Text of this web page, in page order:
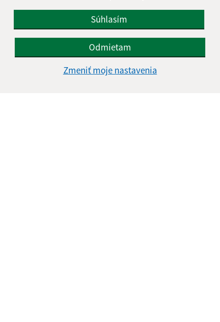
Súhlasím
Odmietam
Zmeniť moje nastavenia
Informácie o stránke:
Vyhlásenie o prístupnosti